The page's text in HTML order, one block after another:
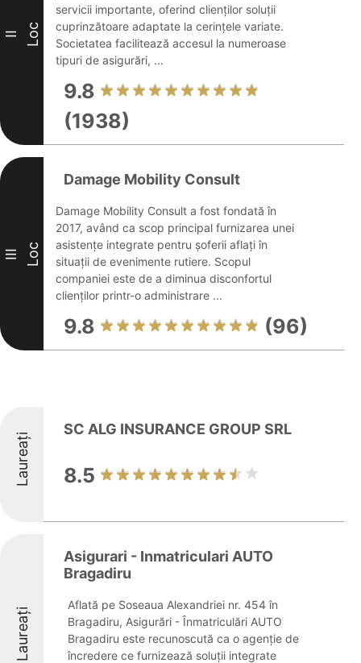
II Loc
servicii importante, oferind clienților soluții
cuprinzătoare adaptate la cerințele variate.
Societatea facilitează accesul la numeroase
tipuri de asigurări, ...
9.8
(1938)
III Loc
Damage Mobility Consult
Damage Mobility Consult a fost fondată în
2017, având ca scop principal furnizarea unei
asistențe integrate pentru șoferii aflați în
situații de evenimente rutiere. Scopul
companiei este de a diminua disconfortul
clienților printr-o administrare ...
9.8 (96)
Laureați
SC ALG INSURANCE GROUP SRL
8.5
Laureați
Asigurari - Inmatriculari AUTO
Bragadiru
Aflată pe Soseaua Alexandriei nr. 454 în
Bragadiru, Asigurări - Înmatriculări AUTO
Bragadiru este recunoscută ca o agenție de
încredere ce furnizează soluții integrate